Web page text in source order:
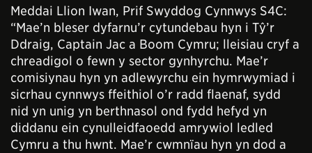
Meddai Llion Iwan, Prif Swyddog Cynnwys S4C:
“Mae’n bleser dyfarnu’r cytundebau hyn i Tŷ’r
Ddraig, Captain Jac a Boom Cymru; lleisiau cryf a
chreadigol o fewn y sector gynhyrchu. Mae’r
comisiynau hyn yn adlewyrchu ein hymrwymiad i
sicrhau cynnwys ffeithiol o’r radd flaenaf, sydd
nid yn unig yn berthnasol ond fydd hefyd yn
diddanu ein cynulleidfaoedd amrywiol ledled
Cymru a thu hwnt. Mae’r cwmnïau hyn yn dod a